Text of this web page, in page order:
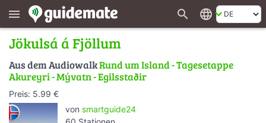
menu search language
Jökulsá á Fjöllum
Aus dem AudiowalkRund um Island - Tagesetappe
Akureyri - Mývatn - Egilsstaðir
Preis: 5.99 €
von smartguide24